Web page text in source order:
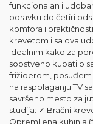
funkcionalan i
boravku do četiri
komfora i
krevetom i sa dva
idealnim kako za
sopstveno kupatilo
frižiderom,
na raspolaganju TV
savršeno mesto za
studija: ✓ Bračni
Opremljena kuhinja